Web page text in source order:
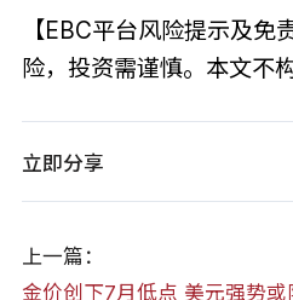
【EBC平台风险提示及免
险，投资需谨慎。本文不
立即分享
上一篇：
金价创下7月低点 美元强势或